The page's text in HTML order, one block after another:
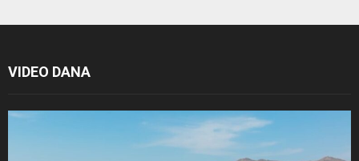
VIDEO DANA